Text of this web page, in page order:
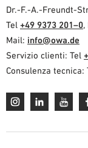
Dr.-F.-A.-Freundt-
Tel +49 9373 201–0,
Mail: info@owa.de
Servizio clienti: Tel
Consulenza tecnica: